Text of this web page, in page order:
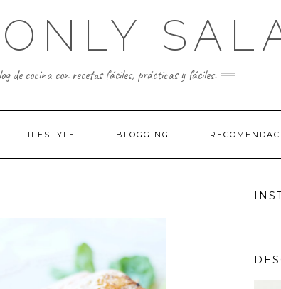
de cocina con recetas fáciles, prácticas y fáciles.
LIFESTYLE BLOGGING